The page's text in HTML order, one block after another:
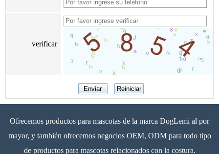
verificar
Ofrecemos productos para mascotas de la marca DogLemi al por
mayor, y también ofrecemos negocios OEM, ODM para todo tipo
de productos para mascotas relacionados con la costura.